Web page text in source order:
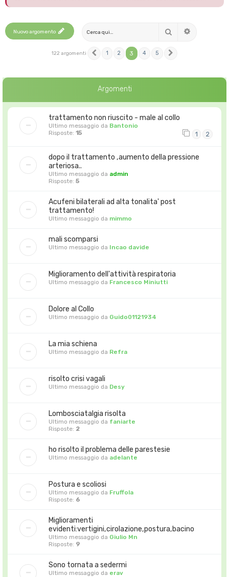
Nuovo argomento Cerca
122 argomenti Precedente
1 2 3 4 5
Argomenti
trattamento non riuscito - male al collo
Ultimo messaggio da Bantonio
Risposte: 15 1 2
dopo il trattamento ,aumento della pressione
arteriosa..
Ultimo messaggio da admin
Risposte: 5
Acufeni bilaterali ad alta tonalita' post
trattamento!
Ultimo messaggio da mimmo
mali scomparsi
Ultimo messaggio da Incao davide
Miglioramento dell'attività respiratoria
Ultimo messaggio da Francesco Miniutti
Dolore al Collo
Ultimo messaggio da Guido01121934
La mia schiena
Ultimo messaggio da Refra
risolto crisi vagali
Ultimo messaggio da Desy
Lombosciatalgia risolta
Ultimo messaggio da faniarte
Risposte: 2
ho risolto il problema delle parestesie
Ultimo messaggio da adelante
Postura e scoliosi
Ultimo messaggio da Fruffola
Risposte: 6
Miglioramenti
evidenti:vertigini,cirolazione,postura,bacino
Ultimo messaggio da Giulio Mn
Risposte: 9
Sono tornata a sedermi
Ultimo messaggio da erav